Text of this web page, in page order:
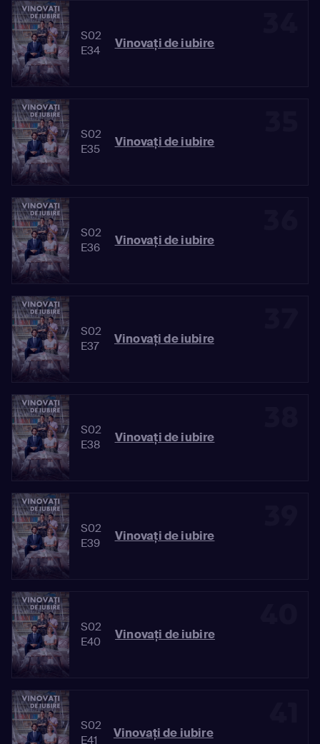
S02
E34
Vinovaţi de iubire
S02
E35
Vinovaţi de iubire
S02
E36
Vinovaţi de iubire
S02
E37
Vinovaţi de iubire
S02
E38
Vinovaţi de iubire
S02
E39
Vinovaţi de iubire
S02
E40
Vinovaţi de iubire
S02
E41
Vinovaţi de iubire